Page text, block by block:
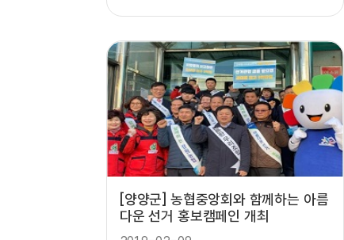
[양양군] 농협중앙회와 함께하는 아름
다운 선거 홍보캠페인 개최